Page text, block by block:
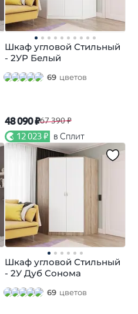
Шкаф угловой Стильный
- 2УР Белый
69 цветов
48 090 ₽67 390 ₽
12 023 ₽ в Сплит
Шкаф угловой Стильный
- 2У Дуб Сонома
69 цветов